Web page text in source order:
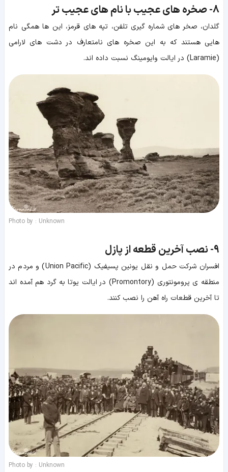
8- صخره های عجیب با نام های عجیب تر
گلدان، صخر های شماره گیری تلفن، تپه های قرمز، این ها همگی نام
هایی هستند که به این صخره های نامتعارف در دشت های لارامی
(Laramie) در ایالت وایومینگ نسبت داده اند.
Photo by : Unknown
9- نصب آخرین قطعه از پازل
افسران شرکت حمل و نقل یونین پسیفیک (Union Pacific) و مردم در
منطقه ی پرومونتوری (Promontory) در ایالت یوتا به گرد هم آمده اند
تا آخرین قطعات راه آهن را نصب کنند.
Photo by : Unknown